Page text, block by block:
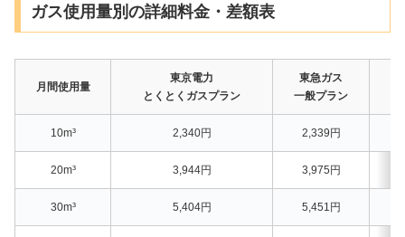
ガス使用量別の詳細料金・差額表
月間使用量
東京電力
とくとくガスプラン
東急ガス
一般プラン
10m³ 2,340円 2,339円
20m³ 3,944円 3,975円
30m³ 5,404円 5,451円